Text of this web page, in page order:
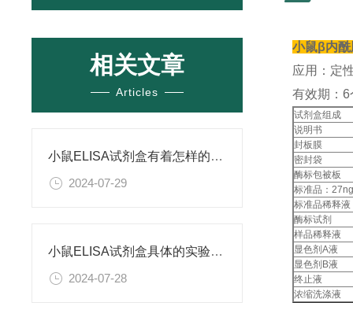
相关文章
Articles
小鼠ELISA试剂盒有着怎样的特点呢？
2024-07-29
小鼠ELISA试剂盒具体的实验步骤是怎样的呢？
2024-07-28
小鼠β内
应用：定
有效期：6
试剂盒组成
说明书
封板膜
密封袋
酶标包被板
标准品：
标准品稀释液
酶标试剂
样品稀释液
显色剂A液
显色剂B液
终止液
浓缩洗涤液